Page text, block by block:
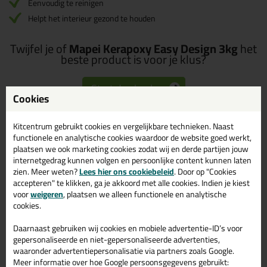
Eenvoudig te reinigen
Helpt het interieur gezond te houden
Twijfel je ofMapei Kerapoxy Easy Design 3kghet
beste product is voor je klus?
Start de check
Omschrijving Video Specificaties Reviews (4)
Mapei Kerapoxy Easy
Design 3kg in 177 - Salie
Zoek je Mapei Kerapoxy Easy Design 3kg in een specifieke kleur?
Gevonden! Deze Mapei Kerapoxy Easy Design 3kg in de kleur 177
- Salie is te gebruiken voor verschillende toepassingen. Een
professioneel en hoogwaardig product welke makkelijk te
gebruiken is. Bestel de Mapei Kerapoxy Easy Design 3kg in de
kleur 177 - Salie vandaag nog! Op voorraad en op werkdagen
Cookies
Kitcentrum gebruikt cookies en vergelijkbare technieken. Naast
functionele en analytische cookies waardoor de website goed werkt,
plaatsen we ook marketing cookies zodat wij en derde partijen jouw
internetgedrag kunnen volgen en persoonlijke content kunnen laten
zien. Meer weten?Lees hier ons cookiebeleid. Door op "Cookies
accepteren" te klikken, ga je akkoord met alle cookies. Indien je kiest
voorweigeren, plaatsen we alleen functionele en analytische
cookies.
Daarnaast gebruiken wij cookies en mobiele advertentie-ID’s voor
gepersonaliseerde en niet-gepersonaliseerde advertenties,
waaronder advertentiepersonalisatie via partners zoals Google.
Meer informatie over hoe Google persoonsgegevens gebruikt: